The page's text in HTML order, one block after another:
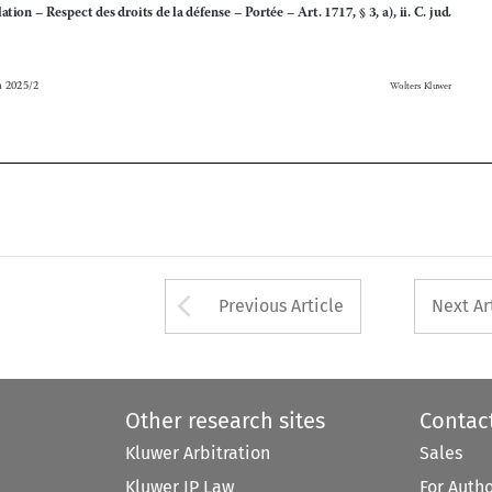
 

b-Arbitra 2025/2 Wolters Kluwer
Arrow button used
Previous Article Next
Other research sites
Kluwer Arbitration
Kluwer IP Law
Sales
For